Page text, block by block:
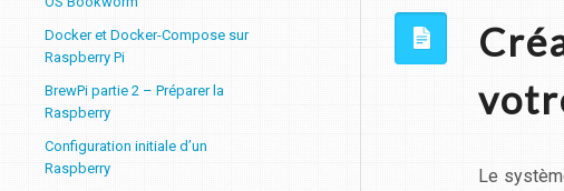
Le
Docker et Docker-Compose sur
Raspberry Pi
BrewPi partie 2 – Préparer la
Raspberry
Configuration initiale d’un
Raspberry